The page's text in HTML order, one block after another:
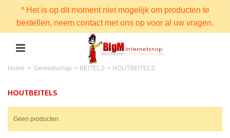
* Het is op dit moment niet mogelijk om producten te
bestellen, neem contact met ons op voor al uw vragen.
Home > Gereedschap > BEITELS > HOUTBEITELS
HOUTBEITELS
Geen producten.